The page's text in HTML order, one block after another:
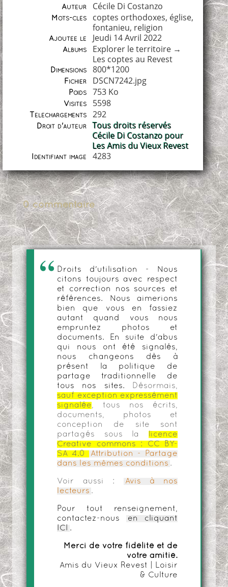
Auteur Cécile Di Costanzo
Mots-clés coptes orthodoxes, église,
fontanieu, religion
Ajoutée le Jeudi 14 Avril 2022
Albums Explorer le territoire→
Les coptes au Revest
Dimensions 800*1200
Fichier DSCN7242.jpg
Poids 753 Ko
Visites 5598
Téléchargements 292
Droit d'auteur
Tous droits réservés
Cécile Di Costanzo pour
Les Amis du Vieux Revest
Identifiant image 4283
0 commentaire
Droits d'utilisation - Nous
citons toujours avec respect
et correction nos sources et
références. Nous aimerions
bien que vous en fassiez
autant quand vous nous
empruntez photos et
documents. En suite d'abus
qui nous ont été signalés,
nous changeons dès à
présent la politique de
partage traditionnelle de
tous nos sites.
Désormais,
sauf exception expressément
signalée, tous nos écrits,
documents, photos et
conception de site sont
partagés sous la
licence
Creative commons :
CC BY-
SA 4.0
Attribution - Partage
dans les mêmes conditions .
Voir aussi :
Avis à nos
lecteurs .
Pour tout renseignement,
contactez-nous
en cliquant
ICI
.
Merci de votre fidélité et de
votre amitié.
Amis du Vieux Revest | Loisir
& Culture